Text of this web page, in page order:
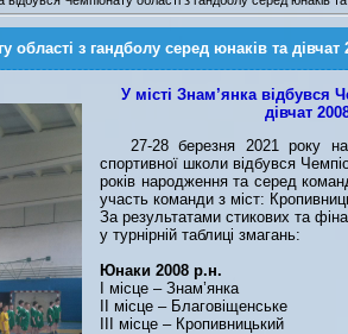
області з гандболу серед юнаків та
У місті Знам’янка відбувся
дівчат
27-28 березня 2021 року на
спортивної школи відбувся
років народження та серед
участь команди з міст:
За результатами стикових та
у турнірній таблиці змагань:
Юнаки 2008 р.н.
І місце – Знам’янка
ІІ місце – Благовіщенське
ІІІ місце – Кропивницький